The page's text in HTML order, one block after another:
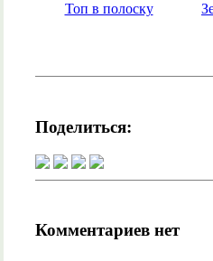
Топ в полоску
Поделиться:
Комментариев нет